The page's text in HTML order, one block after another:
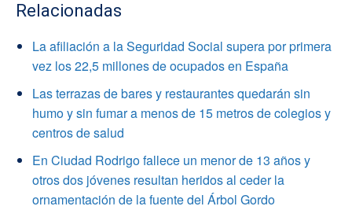
Relacionadas
La afiliación a la Seguridad Social supera por primera
vez los 22,5 millones de ocupados en España
Las terrazas de bares y restaurantes quedarán sin
humo y sin fumar a menos de 15 metros de colegios y
centros de salud
En Ciudad Rodrigo fallece un menor de 13 años y
otros dos jóvenes resultan heridos al ceder la
ornamentación de la fuente del Árbol Gordo